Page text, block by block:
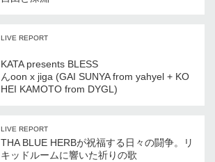
LIVE REPORT
KATA presents BLESS
んoon x jiga (GAI SUNYA from yahyel + KO
HEI KAMOTO from DYGL)
LIVE REPORT
THA BLUE HERBが祝福する日々の闘争。リ
キッドルームに響いた祈りの歌